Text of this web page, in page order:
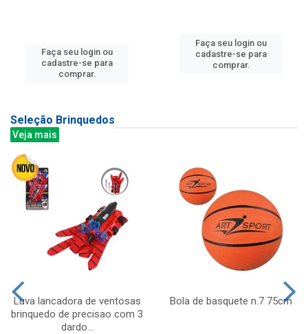
Faça seu login ou
cadastre-se para
comprar.
Faça seu login ou
cadastre-se para
comprar.
Seleção Brinquedos
Veja mais
Luva lancadora de ventosas
brinquedo de precisao com 3
dardo...
Bola de basquete n.7 75cm